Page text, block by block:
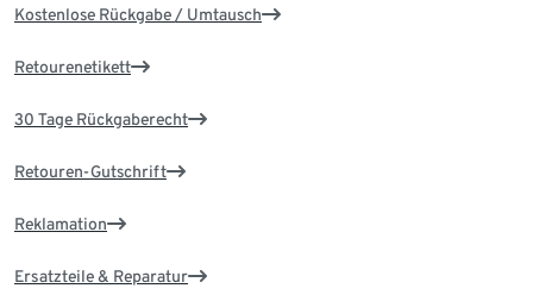
Kostenlose Rückgabe / Umtausch
Retourenetikett
30 Tage Rückgaberecht
Retouren-Gutschrift
Reklamation
Ersatzteile & Reparatur